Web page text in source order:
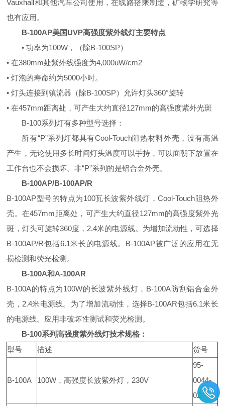
Vauxhall和其他汽车公司使用，在线路搭乘制造，矿物学研究等
也有应用。
B-100AP美国UVP高强度紫外线灯主要特点
• 功率为100W，（除B-100SP）
• 在380mm处紫外线强度为4,000uW/cm2
• 灯泡的寿命约为5000小时。
• 灯头连接到镇流器（除B-100SP）允许灯头360°旋转
• 在457mm距离处，可产生大约直径127mm的高强度紫外光斑
B-100系列灯有多种型号选择：
所有“P”系列灯都具有Cool-Touch阻热材料外壳，没有高温
产生，无论使用多长时间灯头温度可以手持，可以面朝下放置在
工作台也不会损坏。非“P”系列的是铝合金外壳。
B-100AP/B-100AP/R
B-100AP型号的特点为100瓦长波紫外线灯，Cool-Touch阻热外
壳。在457mm距离处，可产生大约直径127mm的高强度紫外光
斑，灯头可旋转360度，2.4米的电源线。为增加流动性，可选择
B-100AP/R包括6.1米长的电源线。B-100AP被广泛的应用在无
损检测和荧光检测。
B-100A和A-100AR
B-100A的特点为100W的长波紫外线灯，B-100A防刮铝合金外
壳，2.4米电源线。为了增加流动性，选择B-100AR包括6.1米长
的电源线。应用非破坏性测试和荧光检测。
B-100系列高强度紫外线灯技术规格：
型号
描述 货号
B-100A 100W，高强度长波紫外灯，230V
95-
0044-
02